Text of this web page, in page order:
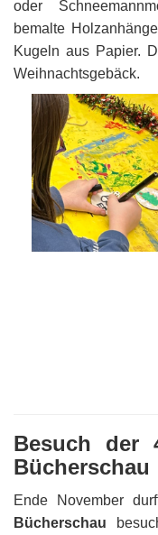
oder
bemalte
Kugeln aus Papier.
Weihnachtsgebäck.
Besuch der
Bücherschau
Ende November
Bücherschau